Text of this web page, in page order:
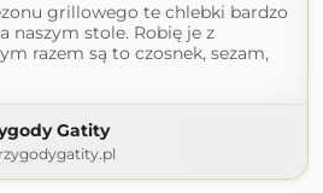
grillowego te chlebki bardzo
naszym stole. Robię je z
razem są to czosnek, sezam,
Gatity